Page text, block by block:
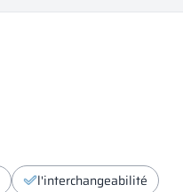
l'interchangeabilité